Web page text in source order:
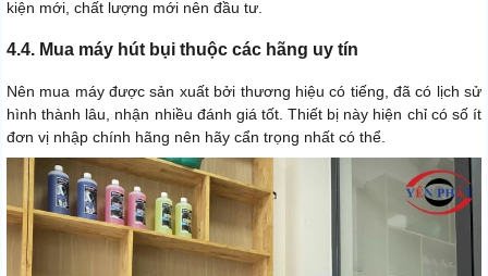
kiện mới, chất lượng mới nên đầu tư.
4.4. Mua máy hút bụi thuộc các hãng uy tín
Nên mua máy được sản xuất bởi thương hiệu có tiếng, đã có lịch sử
hình thành lâu, nhận nhiều đánh giá tốt. Thiết bị này hiện chỉ có số ít
đơn vị nhập chính hãng nên hãy cẩn trọng nhất có thể.